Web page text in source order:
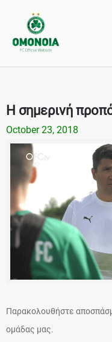
Η σημερινή
October 23, 2018
Παρακολουθήστε
ομάδας μας.